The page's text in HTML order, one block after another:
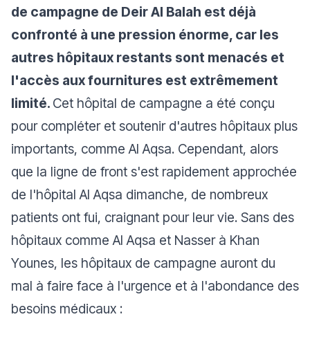
de campagne de Deir Al Balah est déjà
confronté à une pression énorme, car les
autres hôpitaux restants sont menacés et
l'accès aux fournitures est extrêmement
limité. Cet hôpital de campagne a été conçu
pour compléter et soutenir d'autres hôpitaux plus
importants, comme Al Aqsa. Cependant, alors
que la ligne de front s'est rapidement approchée
de l'hôpital Al Aqsa dimanche, de nombreux
patients ont fui, craignant pour leur vie. Sans des
hôpitaux comme Al Aqsa et Nasser à Khan
Younes, les hôpitaux de campagne auront du
mal à faire face à l'urgence et à l'abondance des
besoins médicaux :